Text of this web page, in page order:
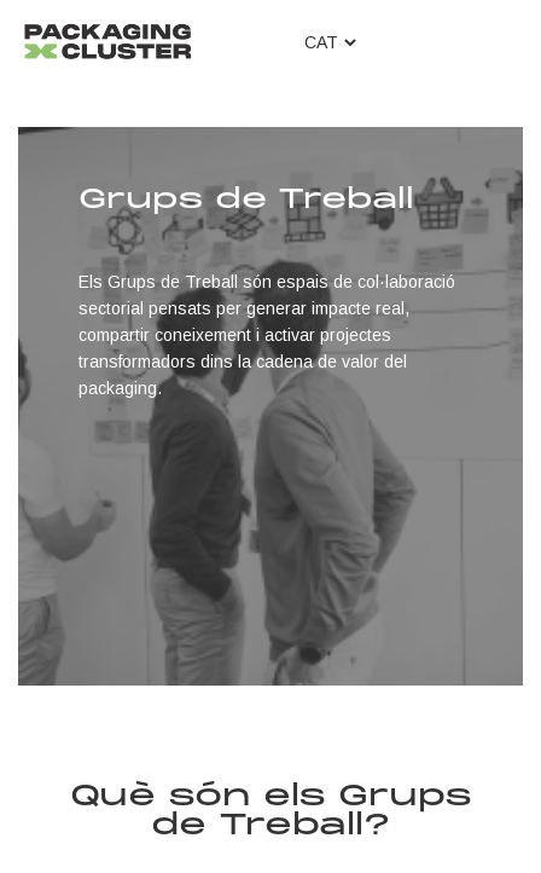
g
e
Grups de Treball
Els Grups de Treball són espais de col·laboració
sectorial pensats per generar impacte real,
compartir coneixement i activar projectes
transformadors dins la cadena de valor del
packaging.
Què són els Grups
de Treball?